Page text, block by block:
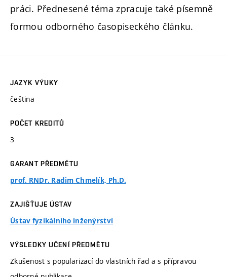
práci. Přednesené téma zpracuje také písemně
formou odborného časopiseckého článku.
JAZYK VÝUKY
čeština
POČET KREDITŮ
3
GARANT PŘEDMĚTU
prof. RNDr. Radim Chmelík, Ph.D.
ZAJIŠŤUJE ÚSTAV
Ústav fyzikálního inženýrství
VÝSLEDKY UČENÍ PŘEDMĚTU
Zkušenost s popularizací do vlastních řad a s přípravou